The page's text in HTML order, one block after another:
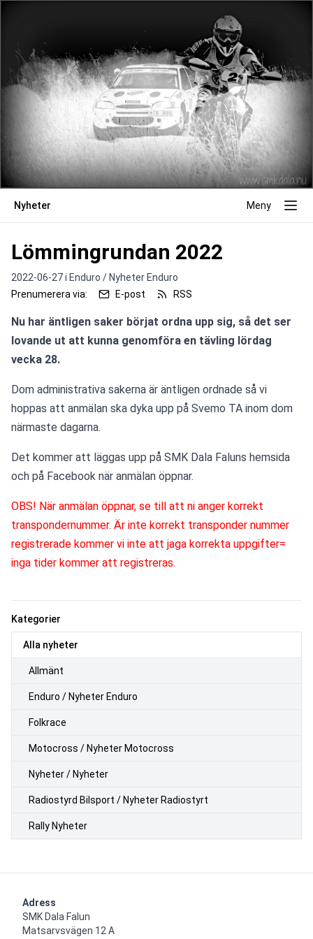
Nyheter Meny
Kategorier
Alla nyheter
Allmänt
Enduro / Nyheter Enduro
Folkrace
Motocross / Nyheter Motocross
Nyheter / Nyheter
Radiostyrd Bilsport / Nyheter Radiostyrt
Rally Nyheter
Lömmingrundan 2022
2022-06-27 i Enduro / Nyheter Enduro
Prenumerera via:
E-post RSS
Nu har äntligen saker börjat ordna upp sig, så det ser
lovande ut att kunna genomföra en tävling lördag
vecka 28.
Dom administrativa sakerna är äntligen ordnade så vi
hoppas att anmälan ska dyka upp på Svemo TA inom dom
närmaste dagarna.
Det kommer att läggas upp på SMK Dala Faluns hemsida
och på Facebook när anmälan öppnar.
OBS! När anmälan öppnar, se till att ni anger korrekt
transpondernummer. Är inte korrekt transponder nummer
registrerade kommer vi inte att jaga korrekta uppgifter=
inga tider kommer att registreras.
Adress
SMK Dala Falun
Matsarvsvägen 12 A